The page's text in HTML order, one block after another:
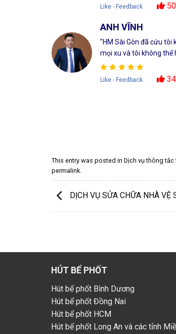
Like - Feedback 50
ANH VĨNH
"HM Sài Gòn đã cứu tôi
mọi xu và tôi không thể
Like - Feedback 34
This entry was posted in Dịch vụ thông tắc
permalink.
DỊCH VỤ SỬA CHỮA NHÀ VỆ
HÚT BỂ PHỐT
Hút bể phốt Bình Dương
Hút bể phốt Đồng Nai
Hút bể phốt HCM
Hút bể phốt Long An và các tỉnh